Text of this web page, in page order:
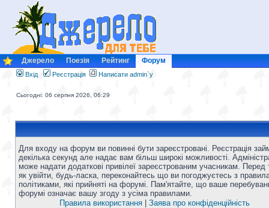
Джерело Поезія Рейтинг Форум
Вхід Реєстрація Написати admin`у
Сьогодні: 06 серпня 2026, 06:29
Для входу на форум ви повинні бути зареєстровані. Реєстрація
декілька секунд але надає вам більш широкі можливості.
може надати додаткові привілеї зареєстрованим учасникам. Перед
як увійти, будь-ласка, переконайтесь що ви погоджуєтесь з
політиками, які прийняті на форумі. Пам'ятайте, що ваше
форумі означає вашу згоду з усіма правилами.
Правила використання
Заява про конфіденційність